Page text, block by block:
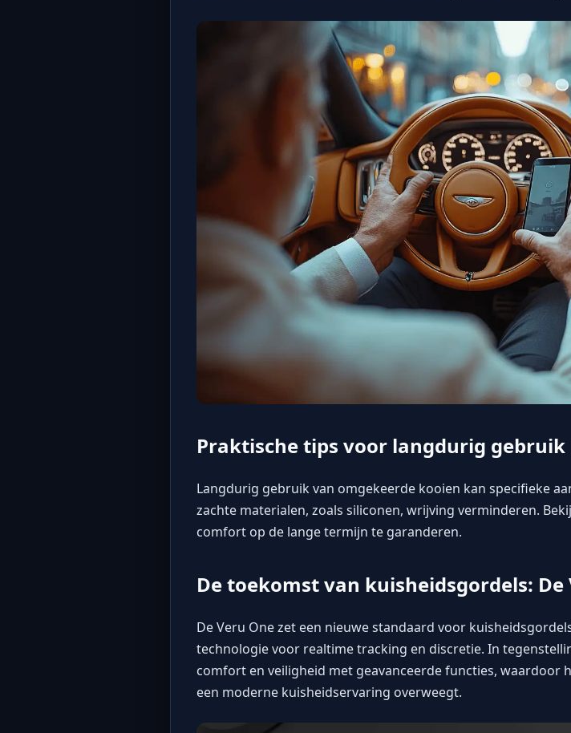
Praktische tips voor langdurig gebruik
Langdurig gebruik van omgekeerde kooien kan specifieke
zachte materialen, zoals siliconen, wrijving verminderen.
comfort op de lange termijn te garanderen.
De toekomst van kuisheidsgordels: De
DeVeru Onezet een nieuwe standaard voor
technologie voor realtime tracking en discretie. In
comfort en veiligheid met geavanceerde functies, waardoor
een moderne kuisheidservaring overweegt.